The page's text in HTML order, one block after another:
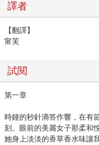
譯者
【翻譯】
甯芙
試閱
第一章
時鐘的秒針滴答作響，在有
刻。眼前的美麗女子那柔和
她身上淡淡的香草香水味讓